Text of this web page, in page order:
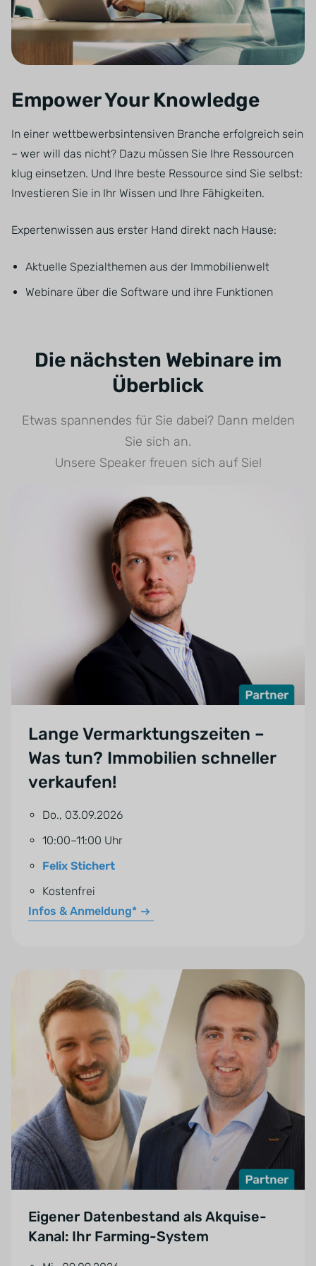
Empower Your Knowledge
In einer wettbewerbsintensiven Branche erfolgreich sein
– wer will das nicht? Dazu müssen Sie Ihre Ressourcen
klug einsetzen. Und Ihre beste Ressource sind Sie selbst:
Investieren Sie in Ihr Wissen und Ihre Fähigkeiten.
Expertenwissen aus erster Hand direkt nach Hause:
Aktuelle Spezialthemen aus der Immobilienwelt
Webinare über die Software und ihre Funktionen
Die nächsten Webinare im
Überblick
Etwas spannendes für Sie dabei? Dann melden
Sie sich an.
Unsere Speaker freuen sich auf Sie!
Lange Vermarktungszeiten –
Was tun? Immobilien schneller
verkaufen!
Do., 03.09.2026
10:00–11:00 Uhr
Felix Stichert
Kostenfrei
Infos & Anmeldung*
Eigener Datenbestand als Akquise-
Kanal: Ihr Farming-System